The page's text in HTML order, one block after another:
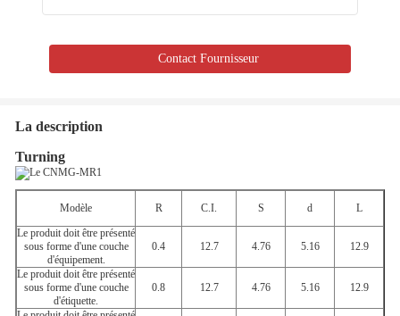
Contact Fournisseur
La description
Turning
Modèle R C.I. S d
L
Le produit doit être présenté
sous forme d'une couche
d'équipement.
0.4 12.7 4.76 5.16 12.9
Le produit doit être présenté
sous forme d'une couche
d'étiquette.
0.8 12.7 4.76 5.16 12.9